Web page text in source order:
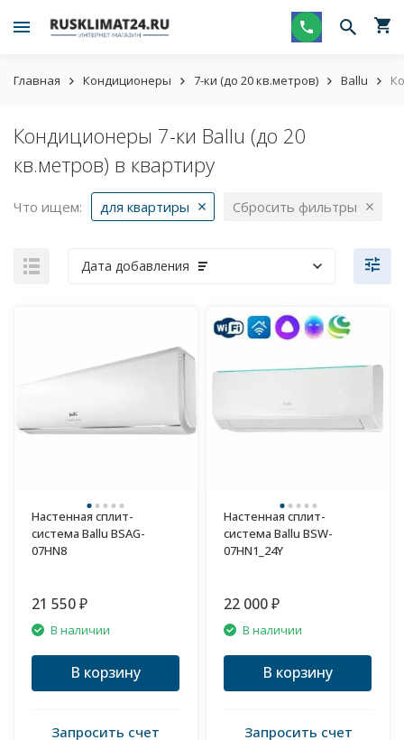
Главная Кондиционеры 7-ки (до 20 кв.метров) Ballu
Кондиционеры 7-ки Ballu (до 20
кв.метров) в квартиру
Что ищем: для квартиры Сбросить фильтры
Дата добавления
Настенная сплит-
система Ballu BSAG-
07HN8
21 550 ₽
В наличии
В корзину
Запросить счет
Настенная сплит-
система Ballu BSW-
07HN1_24Y
22 000 ₽
В наличии
В корзину
Запросить счет